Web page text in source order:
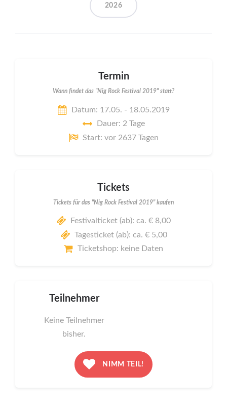
2026
Termin
Wann findet das "Nig Rock Festival 2019" statt?
Datum: 17.05. - 18.05.2019
Dauer: 2 Tage
Start: vor 2637 Tagen
Tickets
Tickets für das "Nig Rock Festival 2019" kaufen
Festivalticket (ab): ca. € 8,00
Tagesticket (ab): ca. € 5,00
Ticketshop: keine Daten
Teilnehmer
Keine Teilnehmer
bisher.
NIMM TEIL!